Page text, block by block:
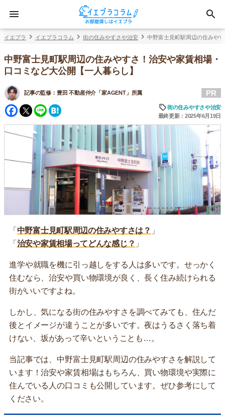
イエプラ イエプラコラム 街の住みやすさや治安 中野富士見町駅周辺の住みや
中野富士見町駅周辺の住みやすさ！治安や家賃相場・
口コミなど大公開【一人暮らし】
記事の監修： 豊田 不動産仲介「家AGENT」所属
Facebook
Twitter
Line
PR
街の住みやすさや治安
最終更新：2025年6月19日
「 中野富士見町駅周辺の住みやすさは？ 」
「 治安や家賃相場ってどんな感じ？ 」
進学や就職を機に引っ越しをする人は多いです。せっかく
住むなら、治安や買い物環境が良く、長く住み続けられる
街がいいですよね。
しかし、気になる街の住みやすさを調べてみても、住んだ
後とイメージが違うことが多いです。夜はうるさく落ち着
けない、坂があって辛いということも…。
当記事では、中野富士見町駅周辺の住みやすさを解説して
います！治安や家賃相場はもちろん、買い物環境や実際に
住んでいる人の口コミも公開しています。ぜひ参考にして
ください。